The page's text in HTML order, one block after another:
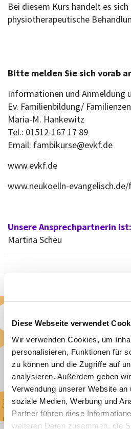
Diese Webseite verwendet
Wir verwenden Cookies, um
personalisieren, Funktionen für
zu können und die Zugriffe auf
analysieren. Außerdem geben
Verwendung unserer Website
soziale Medien, Werbung und
Partner führen diese
weiteren Daten zusammen, die
Bei diesem Kurs handelt es
physiotherapeutische
Bitte melden Sie sich vorab
Informationen und Anmeldung
Ev. Familienbildung/
Maria-M. Hankewitz
Tel.: 01512-167 17 89
Email: fambikurse@evkf.de
www.evkf.de
www.neukoelln-evangelisch.de/
Unsere Ansprechpartnerin ist:
Martina Scheu